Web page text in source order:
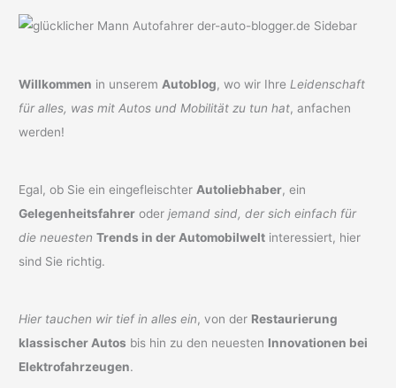
Willkommen in unserem Autoblog, wo wir Ihre Leidenschaft
für alles, was mit Autos und Mobilität zu tun hat, anfachen
werden!
Egal, ob Sie ein eingefleischter Autoliebhaber, ein
Gelegenheitsfahrer oderjemand sind, der sich einfach für
die neuesten Trends in der Automobilwelt interessiert, hier
sind Sie richtig.
Hier tauchen wir tief in alles ein, von der Restaurierung
klassischer Autos bis hin zu den neuesten Innovationen bei
Elektrofahrzeugen.